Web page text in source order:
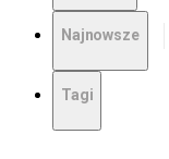
Najnowsze
Tagi